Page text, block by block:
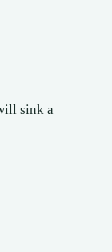
sink a